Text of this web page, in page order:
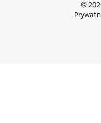
©